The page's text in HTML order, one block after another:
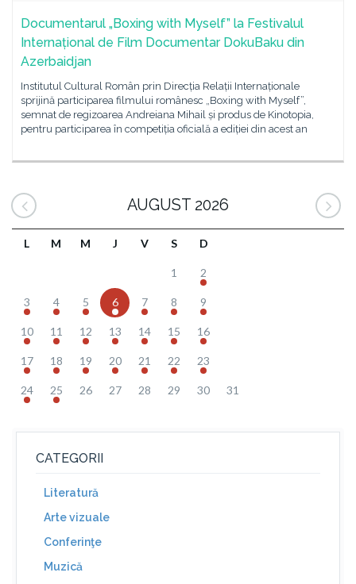
Documentarul „Boxing with Myself” la Festivalul
Internațional de Film Documentar DokuBaku din
Azerbaidjan
Institutul Cultural Român prin Direcția Relații Internaționale
sprijină participarea filmului românesc „Boxing with Myself”,
semnat de regizoarea Andreiana Mihail și produs de Kinotopia,
pentru participarea în competiția oficială a ediției din acest an
AUGUST 2026
L M M J V S D
1 2
3 4 5 6 7 8 9
10 11 12 13 14 15 16
17 18 19 20 21 22 23
24 25 26 27 28 29 30 31
CATEGORII
Literatură
Arte vizuale
Conferinţe
Muzică